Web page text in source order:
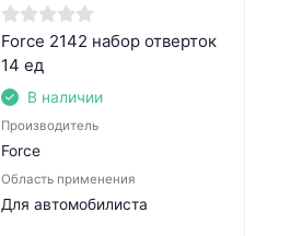
Force 2142 набор отверток
14 ед
В наличии
Производитель
Force
Область применения
Для автомобилиста